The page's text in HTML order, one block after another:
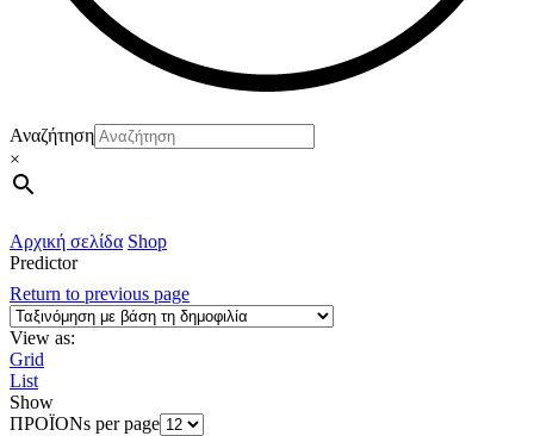
Αναζήτηση
×
Αρχική σελίδα Shop
Predictor
Return to previous page
View as:
Grid
List
Show
ΠΡΟΪΟΝs per page